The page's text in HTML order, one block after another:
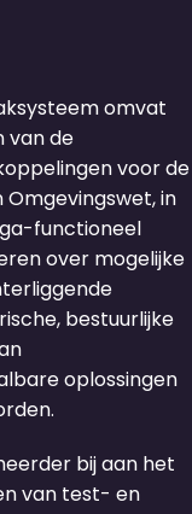
omvat
van de
voor de
in
functioneel
over mogelijke
bestuurlijke
oplossingen
bij aan het
van test- en